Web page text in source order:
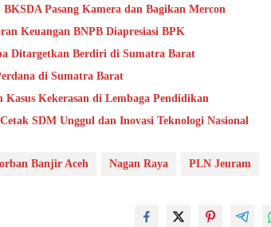
Pasang Kamera dan Bagikan Mercon
Keuangan BNPB Diapresiasi BPK
Ditargetkan Berdiri di Sumatra Barat
di Sumatra Barat
Kekerasan di Lembaga Pendidikan
SDM Unggul dan Inovasi Teknologi Nasional
Banjir Aceh Nagan Raya PLN Jeuram